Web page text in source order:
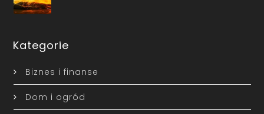
Kategorie
Biznes i finanse
Dom i ogród